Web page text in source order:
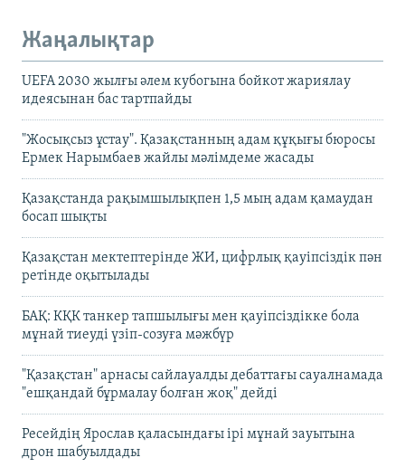
Жаңалықтар
UEFA 2030 жылғы әлем кубогына бойкот жариялау
идеясынан бас тартпайды
"Жосықсыз ұстау". Қазақстанның адам құқығы бюросы
Ермек Нарымбаев жайлы мәлімдеме жасады
Қазақстанда рақымшылықпен 1,5 мың адам қамаудан
босап шықты
Қазақстан мектептерінде ЖИ, цифрлық қауіпсіздік пән
ретінде оқытылады
БАҚ: КҚК танкер тапшылығы мен қауіпсіздікке бола
мұнай тиеуді үзіп-созуға мәжбүр
"Қазақстан" арнасы сайлауалды дебаттағы сауалнамада
"ешқандай бұрмалау болған жоқ" дейді
Ресейдің Ярослав қаласындағы ірі мұнай зауытына
дрон шабуылдады